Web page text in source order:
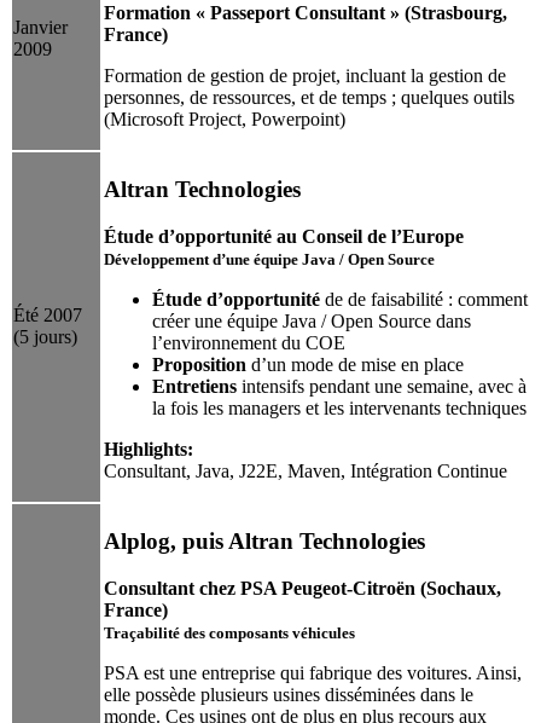
Janvier
2009
Formation « Passeport Consultant » (Strasbourg,
France)
Formation de gestion de projet, incluant la gestion de
personnes, de ressources, et de temps ; quelques outils
(Microsoft Project, Powerpoint)
Été 2007
(5 jours)
Altran Technologies
Étude d’opportunité au Conseil de l’Europe
Développement d’une équipe Java / Open Source
Étude d’opportunité de de faisabilité : comment
créer une équipe Java / Open Source dans
l’environnement du COE
Proposition d’un mode de mise en place
Entretiens intensifs pendant une semaine, avec à
la fois les managers et les intervenants techniques
Highlights:
Consultant, Java, J22E, Maven, Intégration Continue
Alplog, puis Altran Technologies
Consultant chez PSA Peugeot-Citroën (Sochaux,
France)
Traçabilité des composants véhicules
PSA est une entreprise qui fabrique des voitures. Ainsi,
elle possède plusieurs usines disséminées dans le
monde. Ces usines ont de plus en plus recours aux